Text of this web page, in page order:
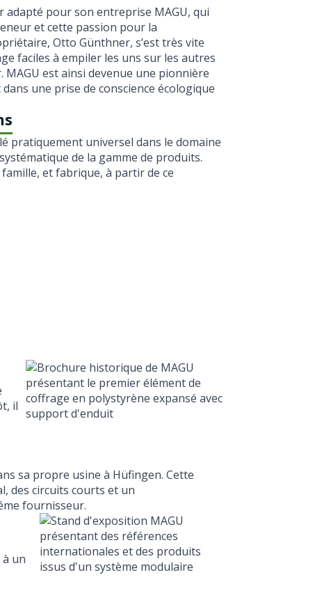
adapté pour son entreprise MAGU, qui
et cette passion pour la
Otto Günthner, s’est très vite
faciles à empiler les uns sur les autres
est ainsi devenue une pionnière
une prise de conscience écologique
pratiquement universel dans le domaine
de la gamme de produits.
et fabrique, à partir de ce
il
sa propre usine à Hüfingen. Cette
des circuits courts et un
fournisseur.
un